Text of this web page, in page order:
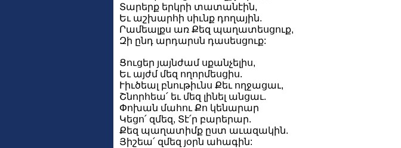
Տարերք երկրի տատանէին,
Եւ աշխարհի սիւնք դողային.
Րամեալքս առ Քեզ պաղատեսցուք,
Զի ընդ արդարսն դասեսցուք:
Ցուցեր յայնժամ սքանչելիս,
Եւ այժմ մեզ ողորմեսցիս.
Ւիւծեալ բնութիւնս Քեւ ողջացաւ,
Շնորհեա՛ եւ մեզ լինել անցաւ.
Փոխան մահու Քո կենարար
Կեցո՛ զմեզ, Տէ՛ր բարերար.
Քեզ պաղատիմք ըստ աւազակին.
Յիշեա՛ զմեզ յօրն ահագին: